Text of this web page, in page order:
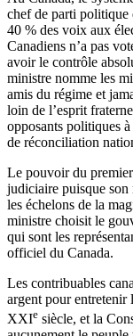
chef de parti politique
40 % des voix aux
Canadiens n’a pas
avoir le contrôle
ministre nomme les
amis du régime et
loin de l’esprit
opposants politiques
de réconciliation
Le pouvoir du premier
judiciaire puisque son
les échelons de la
ministre choisit le
qui sont les
officiel du Canada.
Les contribuables
argent pour entretenir
XXIe siècle, et la